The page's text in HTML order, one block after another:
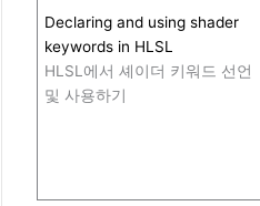
Declaring and using shader
keywords in HLSL
HLSL에서 셰이더 키워드 선언
및 사용하기